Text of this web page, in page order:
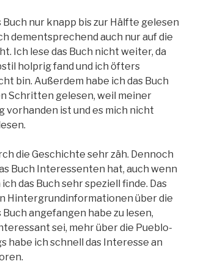
Buch nur knapp bis zur Hälfte gelesen
dementsprechend auch nur auf die
Ich lese das Buch nicht weiter, da
holprig fand und ich öfters
bin. Außerdem habe ich das Buch
Schritten gelesen, weil meiner
vorhanden ist und es mich nicht
die Geschichte sehr zäh. Dennoch
Buch Interessenten hat, auch wenn
das Buch sehr speziell finde. Das
Hintergrundinformationen über die
angefangen habe zu lesen,
sei, mehr über die Pueblo-
habe ich schnell das Interesse an